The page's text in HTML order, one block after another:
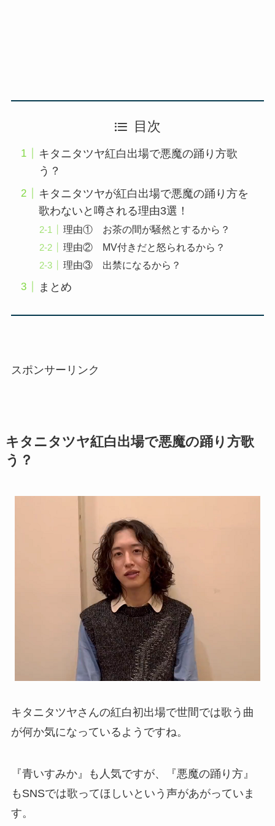
目次
キタニタツヤ紅白出場で悪魔の踊り方歌
う？
キタニタツヤが紅白出場で悪魔の踊り方を
歌わないと噂される理由3選！
理由① お茶の間が騒然とするから？
理由② MV付きだと怒られるから？
理由③ 出禁になるから？
まとめ
スポンサーリンク
キタニタツヤ紅白出場で悪魔の踊り方歌
う？
キタニタツヤさんの紅白初出場で世間では歌う曲
が何か気になっているようですね。
『青いすみか』も人気ですが、『悪魔の踊り方』
もSNSでは歌ってほしいという声があがっていま
す。